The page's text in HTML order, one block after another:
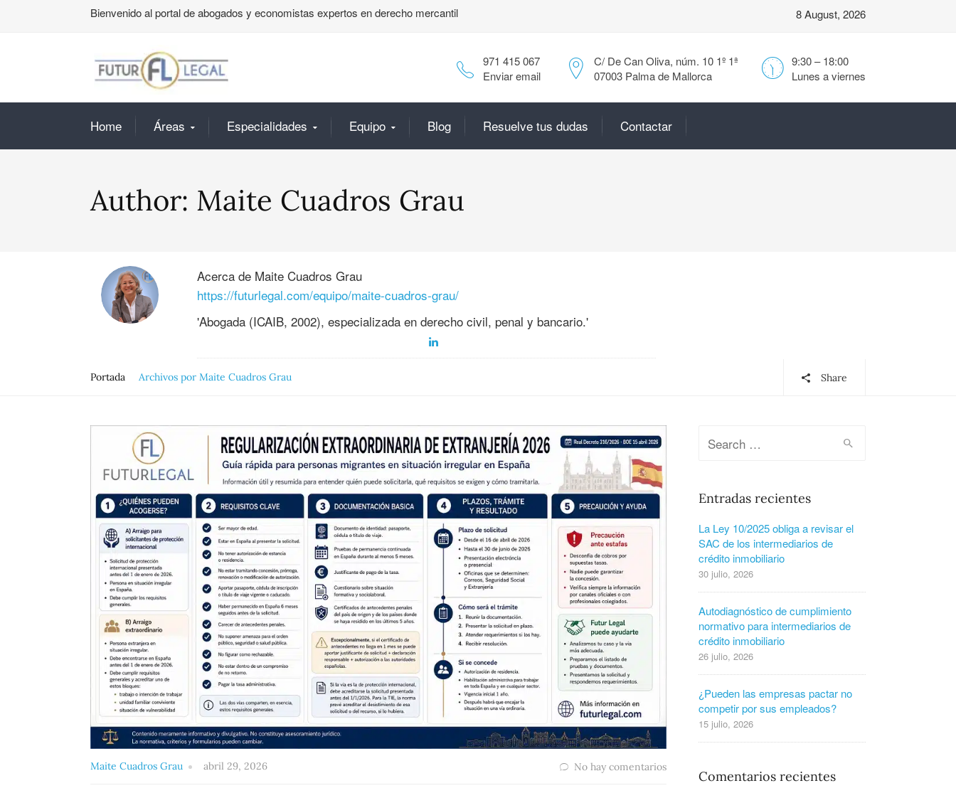
Bienvenido al portal de abogados y economistas expertos en derecho mercantil 8 August, 2026
9:30 – 18:00
Lunes a viernes
C/ De Can Oliva, núm. 10 1º 1ª
07003 Palma de Mallorca
971 415 067
Enviar email
Home Áreas Especialidades Equipo Blog Resuelve tus dudas Contactar
Author: Maite Cuadros Grau
Acerca de Maite Cuadros Grau
https://futurlegal.com/equipo/maite-cuadros-grau/
'Abogada (ICAIB, 2002), especializada en derecho civil, penal y bancario.'
Portada Archivos por Maite Cuadros Grau Share
Maite Cuadros Grau abril 29, 2026 No hay comentarios
Entradas recientes
La Ley 10/2025 obliga a revisar el
SAC de los intermediarios de
crédito inmobiliario
30 julio, 2026
Autodiagnóstico de cumplimiento
normativo para intermediarios de
crédito inmobiliario
26 julio, 2026
¿Pueden las empresas pactar no
competir por sus empleados?
15 julio, 2026
Comentarios recientes